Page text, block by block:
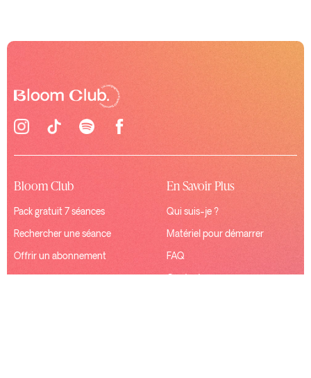
Bloom Club
Pack gratuit 7 séances
Rechercher une séance
Offrir un abonnement
En Savoir Plus
Qui suis-je ?
Matériel pour démarrer
FAQ